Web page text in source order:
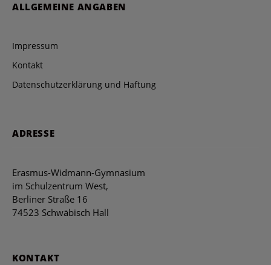
ALLGEMEINE ANGABEN
Impressum
Kontakt
Datenschutzerklärung und Haftung
ADRESSE
Erasmus-Widmann-Gymnasium
im Schulzentrum West,
Berliner Straße 16
74523 Schwäbisch Hall
KONTAKT